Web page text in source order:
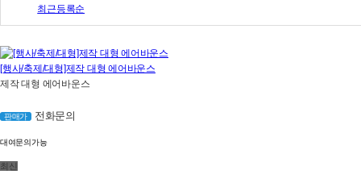
최근등록순
[행사/축제/대형]제작 대형 에어바운스
제작 대형 에어바운스
판매가 전화문의
대여문의가능
최신